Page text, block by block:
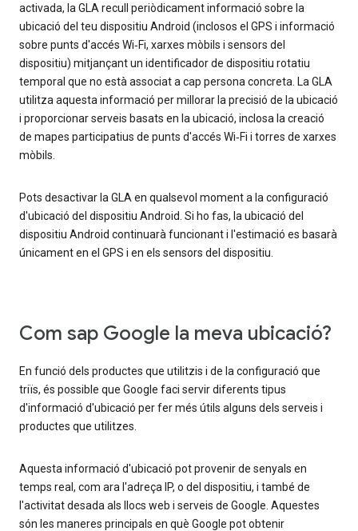
activada, la GLA recull periòdicament informació sobre la
ubicació del teu dispositiu Android (inclosos el GPS i informació
sobre punts d'accés Wi‑Fi, xarxes mòbils i sensors del
dispositiu) mitjançant un identificador de dispositiu rotatiu
temporal que no està associat a cap persona concreta. La GLA
utilitza aquesta informació per millorar la precisió de la ubicació
i proporcionar serveis basats en la ubicació, inclosa la creació
de mapes participatius de punts d'accés Wi‑Fi i torres de xarxes
mòbils.
Pots desactivar la GLA en qualsevol moment a la configuració
d'ubicació del dispositiu Android. Si ho fas, la ubicació del
dispositiu Android continuarà funcionant i l'estimació es basarà
únicament en el GPS i en els sensors del dispositiu.
Com sap Google la meva ubicació?
En funció dels productes que utilitzis i de la configuració que
triïs, és possible que Google faci servir diferents tipus
d'informació d'ubicació per fer més útils alguns dels serveis i
productes que utilitzes.
Aquesta informació d'ubicació pot provenir de senyals en
temps real, com ara l'adreça IP, o del dispositiu, i també de
l'activitat desada als llocs web i serveis de Google. Aquestes
són les maneres principals en què Google pot obtenir